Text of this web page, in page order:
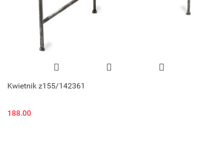
Kwietnik z155/142361
188.00